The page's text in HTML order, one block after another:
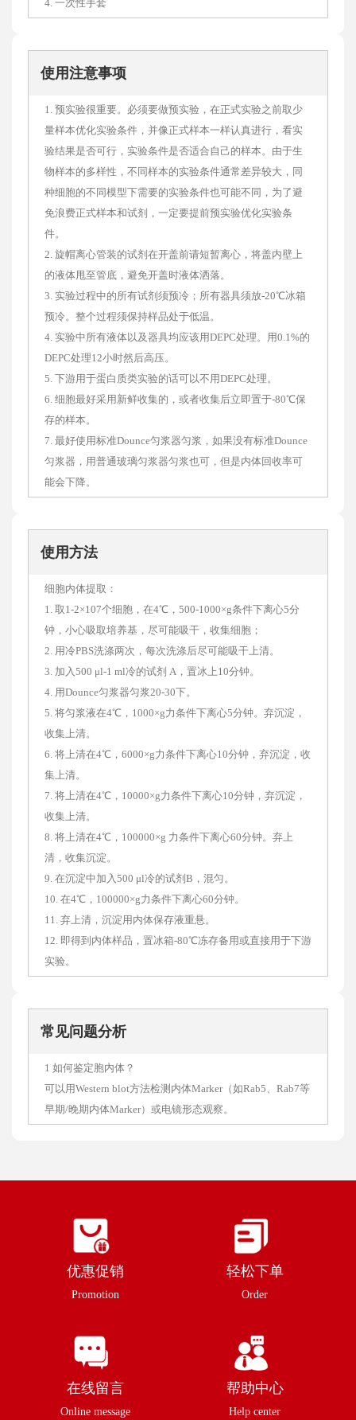
4. 一次性手套
使用注意事项
1. 预实验很重要。必须要做预实验，在正式实验之前取少
量样本优化实验条件，并像正式样本一样认真进行，看实
验结果是否可行，实验条件是否适合自己的样本。由于生
物样本的多样性，不同样本的实验条件通常差异较大，同
种细胞的不同模型下需要的实验条件也可能不同，为了避
免浪费正式样本和试剂，一定要提前预实验优化实验条
件。
2. 旋帽离心管装的试剂在开盖前请短暂离心，将盖内壁上
的液体甩至管底，避免开盖时液体洒落。
3. 实验过程中的所有试剂须预冷；所有器具须放-20℃冰箱
预冷。整个过程须保持样品处于低温。
4. 实验中所有液体以及器具均应该用DEPC处理。用0.1%的
DEPC处理12小时然后高压。
5. 下游用于蛋白质类实验的话可以不用DEPC处理。
6. 细胞最好采用新鲜收集的，或者收集后立即置于-80℃保
存的样本。
7. 最好使用标准Dounce匀浆器匀浆，如果没有标准Dounce
匀浆器，用普通玻璃匀浆器匀浆也可，但是内体回收率可
能会下降。
使用方法
细胞内体提取：
1. 取1-2×107个细胞，在4℃，500-1000×g条件下离心5分
钟，小心吸取培养基，尽可能吸干，收集细胞；
2. 用冷PBS洗涤两次，每次洗涤后尽可能吸干上清。
3. 加入500 μl-1 ml冷的试剂 A，置冰上10分钟。
4. 用Dounce匀浆器匀浆20-30下。
5. 将匀浆液在4℃，1000×g力条件下离心5分钟。弃沉淀，
收集上清。
6. 将上清在4℃，6000×g力条件下离心10分钟，弃沉淀，收
集上清。
7. 将上清在4℃，10000×g力条件下离心10分钟，弃沉淀，
收集上清。
8. 将上清在4℃，100000×g 力条件下离心60分钟。弃上
清，收集沉淀。
9. 在沉淀中加入500 μl冷的试剂B，混匀。
10. 在4℃，100000×g力条件下离心60分钟。
11. 弃上清，沉淀用内体保存液重悬。
12. 即得到内体样品，置冰箱-80℃冻存备用或直接用于下游
实验。
常见问题分析
1 如何鉴定胞内体？
可以用Western blot方法检测内体Marker（如Rab5、Rab7等
早期/晚期内体Marker）或电镜形态观察。
优惠促销
Promotion
轻松下单
Order
在线留言
Online message
帮助中心
Help center